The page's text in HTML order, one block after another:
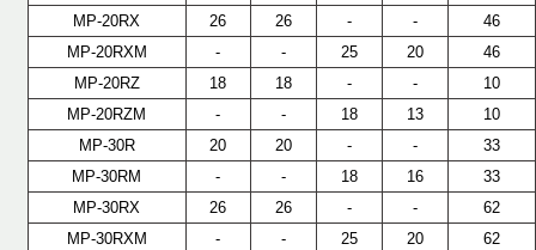
MP-20RX
26 26 - -
46
MP-20RXM
- - 25 20
46
MP-20RZ
18 18 - -
10
MP-20RZM
- - 18 13
10
MP-30R
20 20 - -
33
MP-30RM
- - 18 16
33
MP-30RX
26 26 - -
62
MP-30RXM
- - 25 20
62